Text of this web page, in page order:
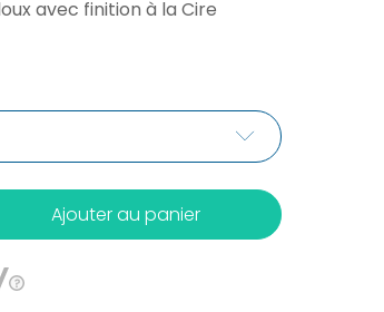
avec finition à la Cire
Ajouter au panier